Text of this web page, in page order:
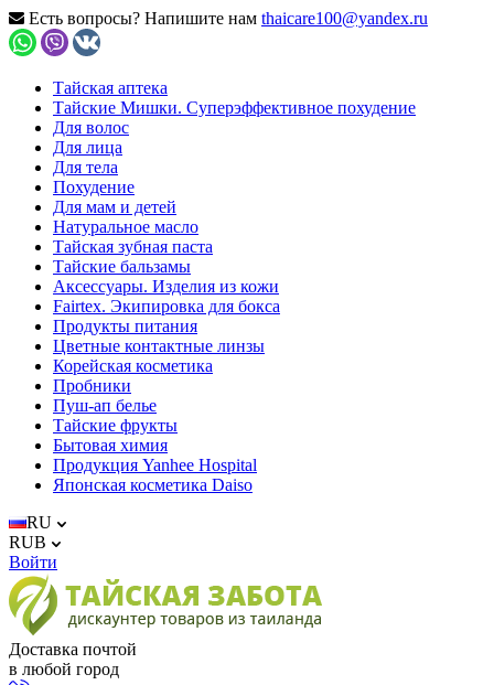
Есть вопросы? Напишите нам thaicare100@yandex.ru
Тайская аптека
Тайские Мишки. Суперэффективное похудение
Для волос
Для лица
Для тела
Похудение
Для мам и детей
Натуральное масло
Тайская зубная паста
Тайские бальзамы
Аксессуары. Изделия из кожи
Fairtex. Экипировка для бокса
Продукты питания
Цветные контактные линзы
Корейская косметика
Пробники
Пуш-ап белье
Тайские фрукты
Бытовая химия
Продукция Yanhee Hospital
Японская косметика Daiso
RU
RUB
Войти
Доставка почтой
в любой город